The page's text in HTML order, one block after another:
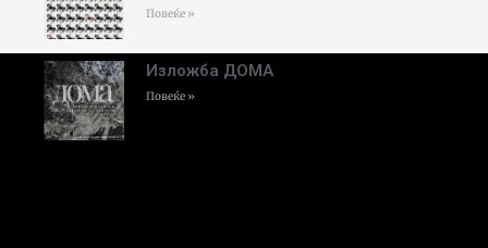
Повеќе »
Изложба ДОМА
Повеќе »